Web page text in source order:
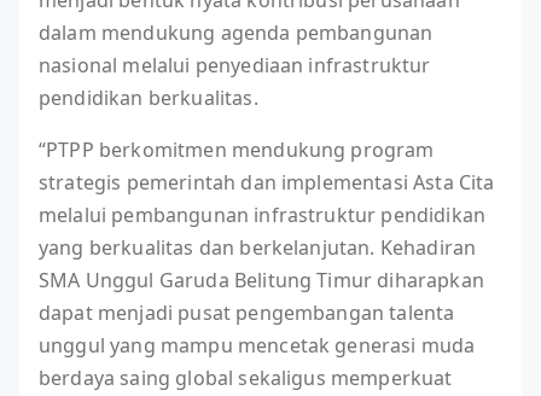
dalam mendukung agenda pembangunan
nasional melalui penyediaan infrastruktur
pendidikan berkualitas.
“PTPP berkomitmen mendukung program
strategis pemerintah dan implementasi Asta Cita
melalui pembangunan infrastruktur pendidikan
yang berkualitas dan berkelanjutan. Kehadiran
SMA Unggul Garuda Belitung Timur diharapkan
dapat menjadi pusat pengembangan talenta
unggul yang mampu mencetak generasi muda
berdaya saing global sekaligus memperkuat